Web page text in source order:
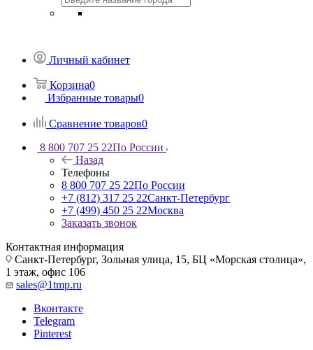
Личный кабинет
Корзина0
Избранные товары0
Сравнение товаров0
8 800 707 25 22По России
Назад
Телефоны
8 800 707 25 22По России
+7 (812) 317 25 22Санкт-Петербург
+7 (499) 450 25 22Москва
Заказать звонок
Контактная информация
Санкт-Петербург, Зольная улица, 15, БЦ «Морская столица»,
1 этаж, офис 106
sales@1tmp.ru
Вконтакте
Telegram
Pinterest